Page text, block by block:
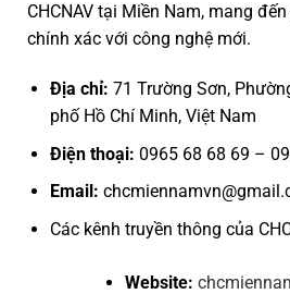
CHCNAV tại Miền Nam, mang
chính xác với công nghệ mới.
Địa chỉ: 71 Trường Sơn,
phố Hồ Chí Minh, Việt Nam
Điện thoại: 0965 68 68 69 –
Email:
Các kênh truyền thông của
Website: